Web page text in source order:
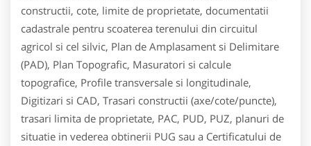
constructii, cote, limite de proprietate, documentatii
cadastrale pentru scoaterea terenului din circuitul
agricol si cel silvic, Plan de Amplasament si Delimitare
(PAD), Plan Topografic, Masuratori si calcule
topografice, Profile transversale si longitudinale,
Digitizari si CAD, Trasari constructii (axe/cote/puncte),
trasari limita de proprietate, PAC, PUD, PUZ, planuri de
situatie in vederea obtinerii PUG sau a Certificatului de